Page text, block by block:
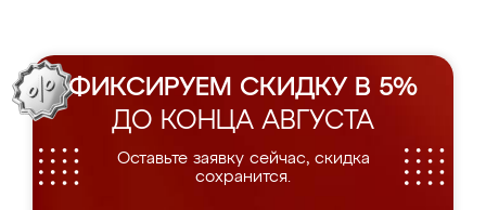
ФИКСИРУЕМ СКИДКУ В 5%
ДО КОНЦА АВГУСТА
Оставьте заявку сейчас, скидка
сохранится.